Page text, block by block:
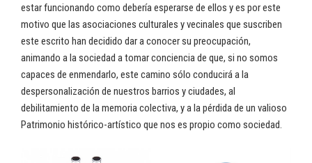
estar funcionando como debería esperarse de ellos y es por este
motivo que las asociaciones culturales y vecinales que suscriben
este escrito han decidido dar a conocer su preocupación,
animando a la sociedad a tomar conciencia de que, si no somos
capaces de enmendarlo, este camino sólo conducirá a la
despersonalización de nuestros barrios y ciudades, al
debilitamiento de la memoria colectiva, y a la pérdida de un valioso
Patrimonio histórico-artístico que nos es propio como sociedad.